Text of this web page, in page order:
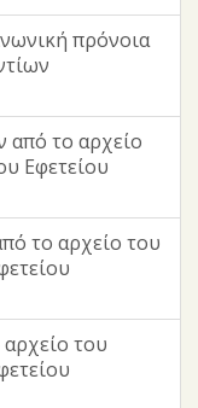
πρόνοια
από το αρχείο
Εφετείου
το αρχείο του
του